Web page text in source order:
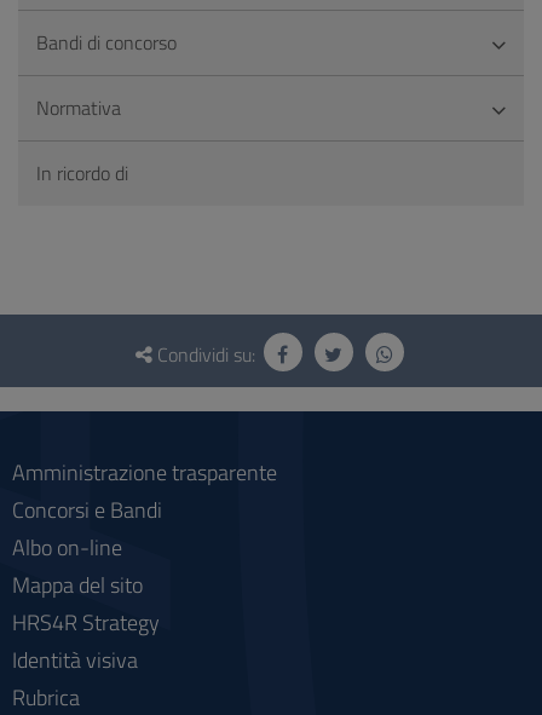
Bandi di concorso
Normativa
In ricordo di
Questionario
social
Condividi su:
Amministrazione trasparente
Concorsi e Bandi
Albo on-line
Mappa del sito
HRS4R Strategy
Identità visiva
Rubrica